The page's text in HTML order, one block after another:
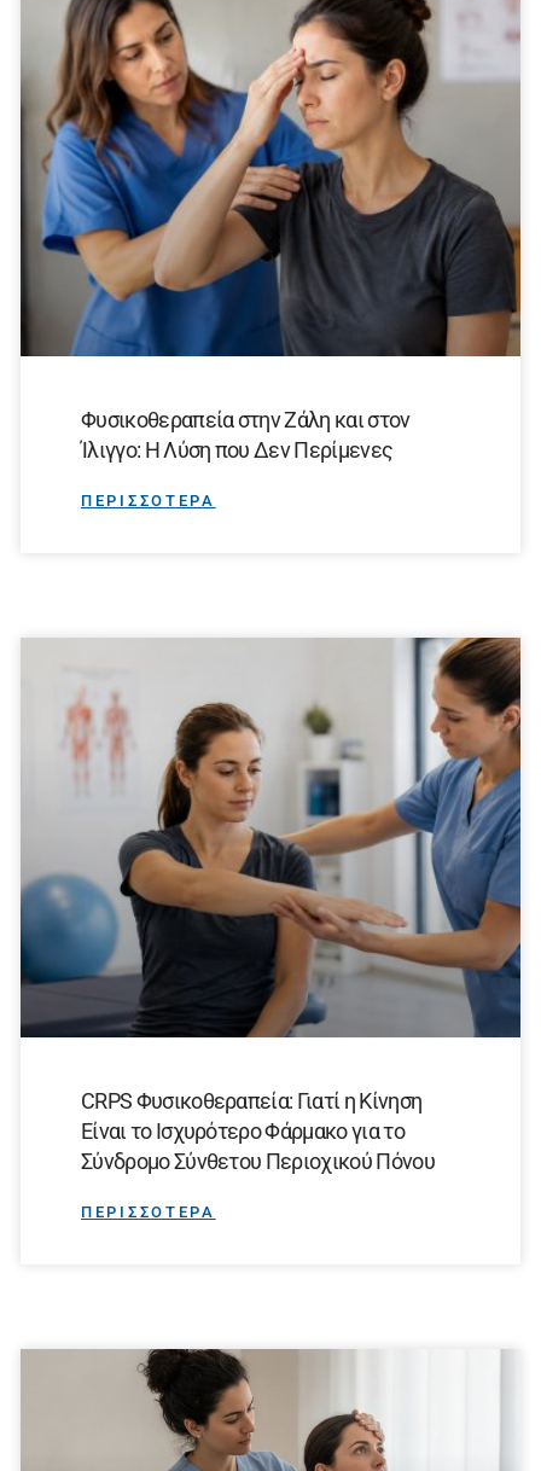
Φυσικοθεραπεία στην Ζάλη και στον
Ίλιγγο: Η Λύση που Δεν Περίμενες
ΠΕΡΙΣΣΟΤΕΡΑ
CRPS Φυσικοθεραπεία: Γιατί η Κίνηση
Είναι το Ισχυρότερο Φάρμακο για το
Σύνδρομο Σύνθετου Περιοχικού Πόνου
ΠΕΡΙΣΣΟΤΕΡΑ